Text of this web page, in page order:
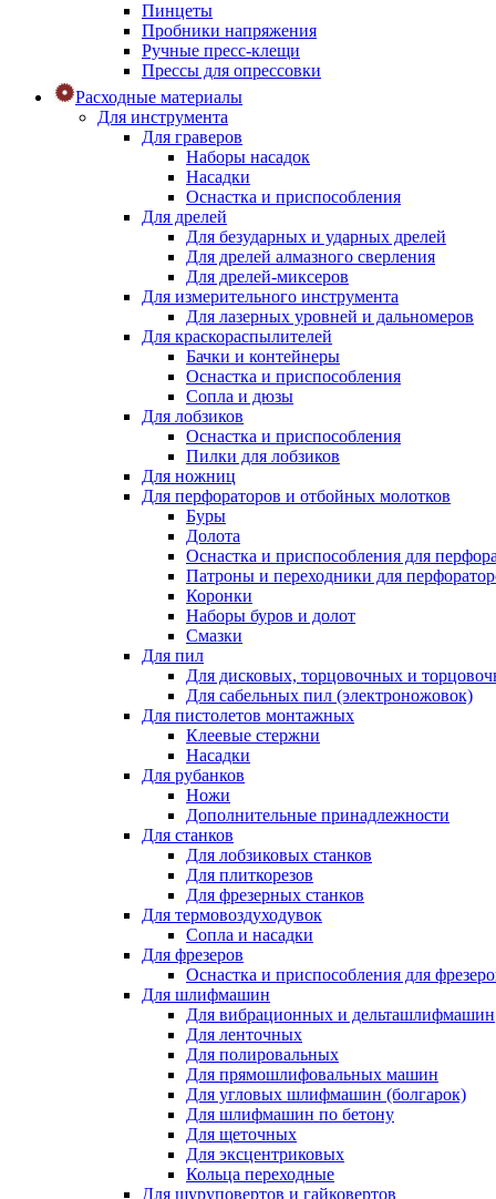
Пинцеты
Пробники напряжения
Ручные пресс-клещи
Прессы для опрессовки
Расходные материалы
Для инструмента
Для граверов
Наборы насадок
Насадки
Оснастка и приспособления
Для дрелей
Для безударных и ударных дрелей
Для дрелей алмазного сверления
Для дрелей-миксеров
Для измерительного инструмента
Для лазерных уровней и дальномеров
Для краскораспылителей
Бачки и контейнеры
Оснастка и приспособления
Сопла и дюзы
Для лобзиков
Оснастка и приспособления
Пилки для лобзиков
Для ножниц
Для перфораторов и отбойных молотков
Буры
Долота
Оснастка и приспособления для
Патроны и переходники для
Коронки
Наборы буров и долот
Смазки
Для пил
Для дисковых, торцовочных и
Для сабельных пил (электроножовок)
Для пистолетов монтажных
Клеевые стержни
Насадки
Для рубанков
Ножи
Дополнительные принадлежности
Для станков
Для лобзиковых станков
Для плиткорезов
Для фрезерных станков
Для термовоздуходувок
Сопла и насадки
Для фрезеров
Оснастка и приспособления для
Для шлифмашин
Для вибрационных и дельташлифмашин
Для ленточных
Для полировальных
Для прямошлифовальных машин
Для угловых шлифмашин (болгарок)
Для шлифмашин по бетону
Для щеточных
Для эксцентриковых
Кольца переходные
Для шуруповертов и гайковертов